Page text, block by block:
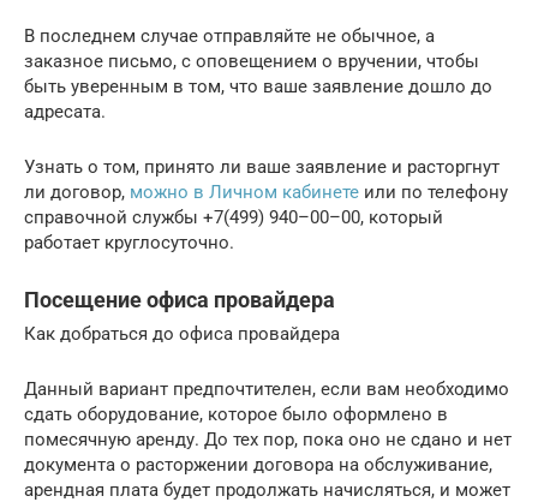
В последнем случае отправляйте не обычное, а
заказное письмо, с оповещением о вручении, чтобы
быть уверенным в том, что ваше заявление дошло до
адресата.
Узнать о том, принято ли ваше заявление и расторгнут
ли договор, можно в Личном кабинете или по телефону
справочной службы +7(499) 940–00–00, который
работает круглосуточно.
Посещение офиса провайдера
Как добраться до офиса провайдера
Данный вариант предпочтителен, если вам необходимо
сдать оборудование, которое было оформлено в
помесячную аренду. До тех пор, пока оно не сдано и нет
документа о расторжении договора на обслуживание,
арендная плата будет продолжать начисляться, и может